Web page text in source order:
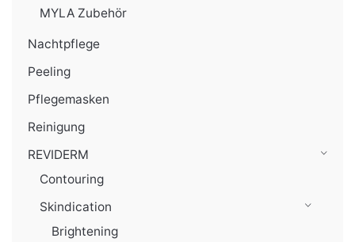
MYLA Zubehör
Nachtpflege
Peeling
Pflegemasken
Reinigung
REVIDERM
Contouring
Skindication
Brightening